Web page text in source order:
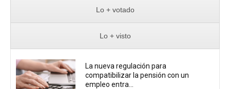
Lo + votado
Lo + visto
La nueva regulación para
compatibilizar la pensión con un
empleo entra...